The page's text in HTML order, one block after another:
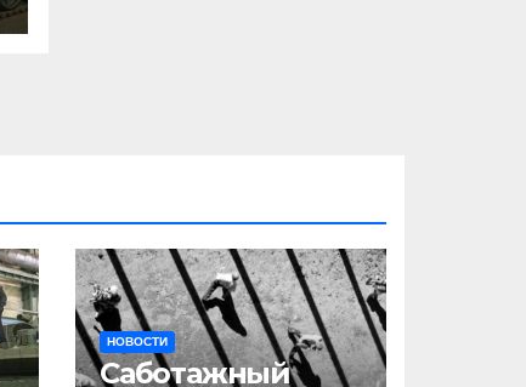
НОВОСТИ
Саботажный